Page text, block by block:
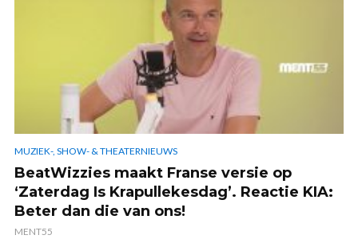
MUZIEK-, SHOW- & THEATERNIEUWS
BeatWizzies maakt Franse versie op
‘Zaterdag Is Krapullekesdag’. Reactie KIA:
Beter dan die van ons!
MENT55